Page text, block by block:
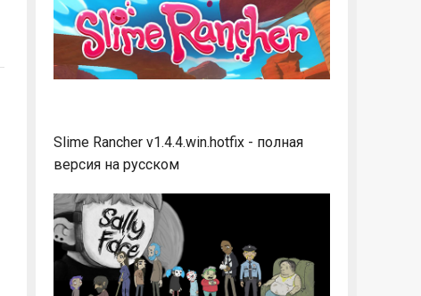
Slime Rancher v1.4.4.win.hotfix - полная
версия на русском